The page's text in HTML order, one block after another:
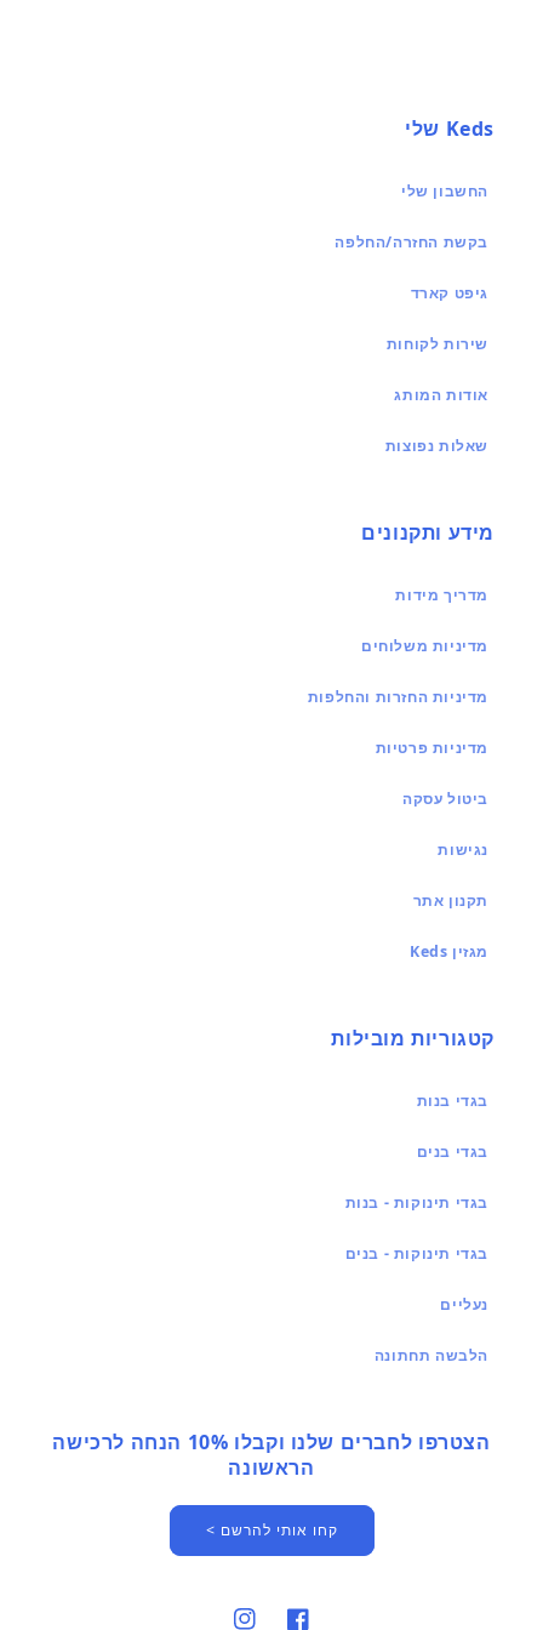
Keds שלי
החשבון שלי
בקשת החזרה/החלפה
גיפט קארד
שירות לקוחות
אודות המותג
שאלות נפוצות
מידע ותקנונים
מדריך מידות
מדיניות משלוחים
מדיניות החזרות והחלפות
מדיניות פרטיות
ביטול עסקה
נגישות
תקנון אתר
מגזין Keds
קטגוריות מובילות
בגדי בנות
בגדי בנים
בגדי תינוקות - בנות
בגדי תינוקות - בנים
נעליים
הלבשה תחתונה
הצטרפו לחברים שלנו וקבלו 10% הנחה לרכישה
הראשונה
קחו אותי להרשם >